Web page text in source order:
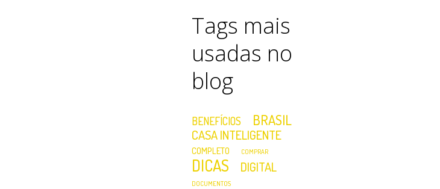
Tags mais
usadas no
blog
BENEFÍCIOS BRASIL
CASA INTELIGENTE
COMPLETO COMPRAR
DICAS DIGITAL
DOCUMENTOS